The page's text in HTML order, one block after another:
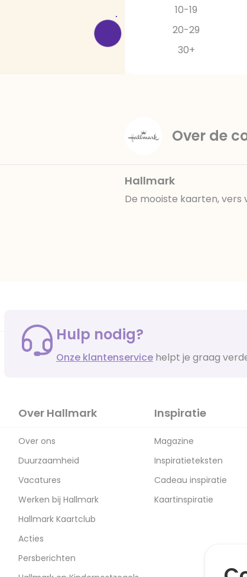
10-19
20-29
30+
Over de
Hallmark
De mooiste kaarten, vers
Hulp nodig?
Onze klantenservice helpt je graag
Over Hallmark
Over ons
Duurzaamheid
Vacatures
Werken bij Hallmark
Hallmark Kaartclub
Acties
Persberichten
Inspiratie
Magazine
Inspiratieteksten
Cadeau inspiratie
Kaartinspiratie